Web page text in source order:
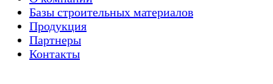
Базы строительных материалов
Продукция
Партнеры
Контакты